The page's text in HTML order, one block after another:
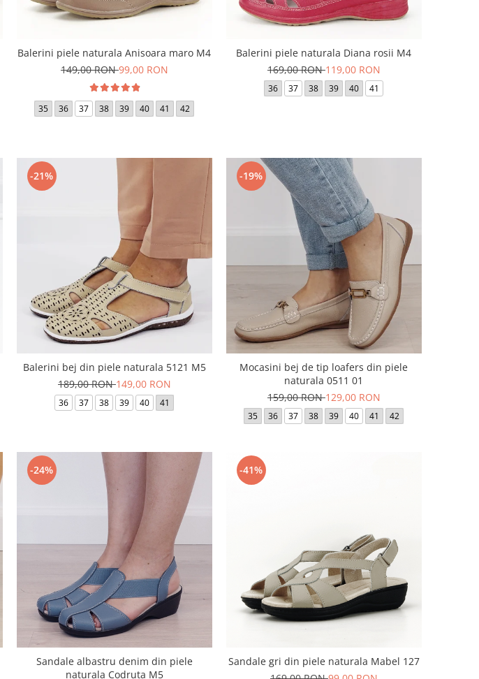
Balerini piele naturala Anisoara maro M4
149,00 RON99,00 RON
35 36 37 38 39 40 41 42
Balerini piele naturala Diana rosii M4
169,00 RON119,00 RON
36 37 38 39 40 41
-21%
Balerini bej din piele naturala 5121 M5
189,00 RON149,00 RON
36 37 38 39 40 41
-19%
Mocasini bej de tip loafers din piele
naturala 0511 01
159,00 RON129,00 RON
35 36 37 38 39 40 41 42
-24%
Sandale albastru denim din piele
naturala Codruta M5
-41%
Sandale gri din piele naturala Mabel 127